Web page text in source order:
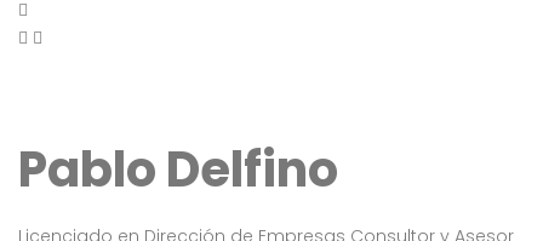
Pablo Delfino
Licenciado en Dirección de Empresas Consultor y Asesor